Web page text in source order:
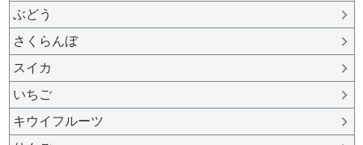
ぶどう
さくらんぼ
スイカ
いちご
キウイフルーツ